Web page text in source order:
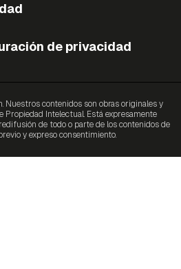
de privacidad
contenidos son obras originales y
Propiedad Intelectual. Está expresamente
de todo o parte de los contenidos de
y expreso consentimiento.